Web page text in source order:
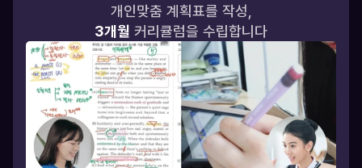
개인맞춤 계획표를 작성,
3개월 커리큘럼을 수립합니다